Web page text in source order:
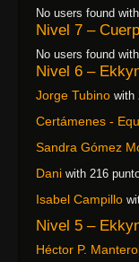
No users found
Nivel 7 –
No users found
Nivel 6 –
Jorge Tubino with
Certámenes -
Sandra Gómez
Dani with 216
Isabel Campillo
Nivel 5 –
Héctor P.